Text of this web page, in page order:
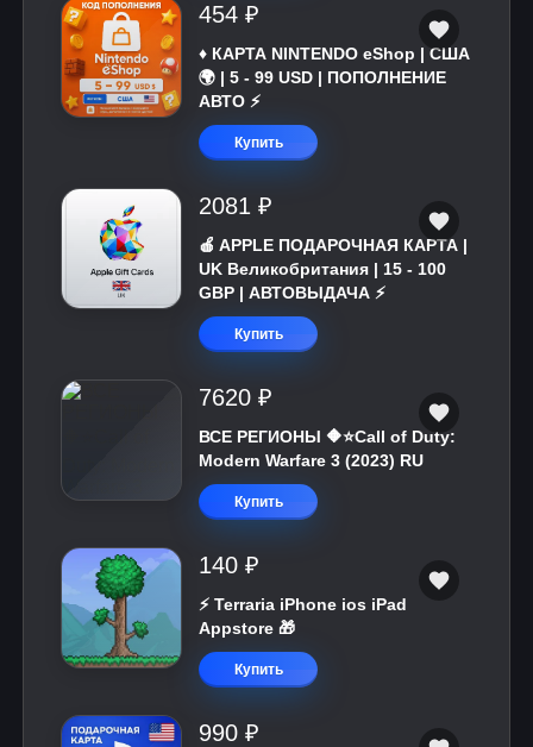
454 ₽
♦️ КАРТА NINTENDO eShop | США
🌍 | 5 - 99 USD | ПОПОЛНЕНИЕ
АВТО ⚡
Купить
2081 ₽
🍎 APPLE ПОДАРОЧНАЯ КАРТА |
UK Великобритания | 15 - 100
GBP | АВТОВЫДАЧА ⚡️
Купить
7620 ₽
ВСЕ РЕГИОНЫ 🔶⭐Call of Duty:
Modern Warfare 3 (2023) RU
Купить
140 ₽
⚡️ Terraria iPhone ios iPad
Appstore 🎁
Купить
990 ₽